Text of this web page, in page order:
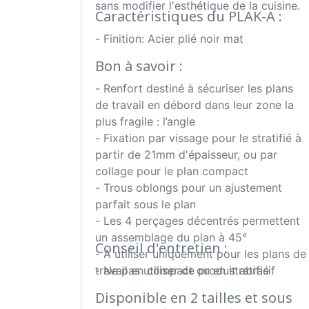
sans modifier l'esthétique de la cuisine.
Caractéristiques du PLAK-A :
- Finition: Acier plié noir mat
Bon à savoir :
- Renfort destiné à sécuriser les plans
de travail en débord dans leur zone la
plus fragile : l’angle
- Fixation par vissage pour le stratifié à
partir de 21mm d'épaisseur, ou par
collage pour le plan compact
- Trous oblongs pour un ajustement
parfait sous le plan
- Les 4 perçages décentrés permettent
un assemblage du plan à 45°
- A utiliser uniquement pour les plans de
travail en compact ou en stratifié
Conseil d'entretien :
- Ne pas utiliser de produit abrasif
Disponible en 2 tailles et sous